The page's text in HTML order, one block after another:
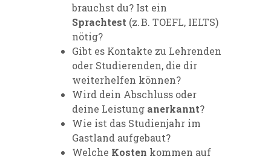
brauchst du? Ist ein
Sprachtest (z. B. TOEFL, IELTS)
nötig?
Gibt es Kontakte zu Lehrenden
oder Studierenden, die dir
weiterhelfen können?
Wird dein Abschluss oder
deine Leistung anerkannt?
Wie ist das Studienjahr im
Gastland aufgebaut?
Welche Kosten kommen auf